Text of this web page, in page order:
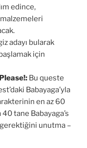
edince,
adayı bularak
için
Bu queste
Babayaga’yla
en az 60
tane Babayaga’s
unutma –